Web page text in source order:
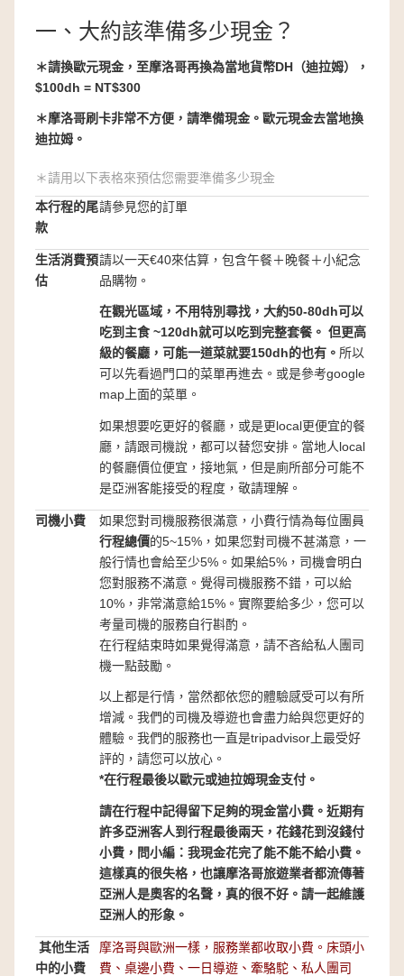
一、大約該準備多少現金？
＊請換歐元現金，至摩洛哥再換為當地貨幣DH（迪拉姆），
$100dh = NT$300
＊摩洛哥刷卡非常不方便，請準備現金。歐元現金去當地換
迪拉姆。
＊請用以下表格來預估您需要準備多少現金
本行程的尾
款
請參見您的訂單
生活消費預
估
請以一天€40來估算，包含午餐＋晚餐＋小紀念
品購物。
在觀光區域，不用特別尋找，大約50-80dh可以
吃到主食 ~120dh就可以吃到完整套餐。 但更高
級的餐廳，可能一道菜就要150dh的也有。 所以
可以先看過門口的菜單再進去。或是參考google
map上面的菜單。
如果想要吃更好的餐廳，或是更local更便宜的餐
廳，請跟司機說，都可以替您安排。當地人local
的餐廳價位便宜，接地氣，但是廁所部分可能不
是亞洲客能接受的程度，敬請理解。
司機小費
如果您對司機服務很滿意，小費行情為每位團員
行程總價的5~15%，如果您對司機不甚滿意，一
般行情也會給至少5%。如果給5%，司機會明白
您對服務不滿意。覺得司機服務不錯，可以給
10%，非常滿意給15%。實際要給多少，您可以
考量司機的服務自行斟酌。
在行程結束時如果覺得滿意，請不吝給私人團司
機一點鼓勵。
以上都是行情，當然都依您的體驗感受可以有所
增減。我們的司機及導遊也會盡力給與您更好的
體驗。我們的服務也一直是tripadvisor上最受好
評的，請您可以放心。
*在行程最後以歐元或迪拉姆現金支付。
請在行程中記得留下足夠的現金當小費。近期有
許多亞洲客人到行程最後兩天，花錢花到沒錢付
小費，問小編：我現金花完了能不能不給小費。
這樣真的很失格，也讓摩洛哥旅遊業者都流傳著
亞洲人是奧客的名聲，真的很不好。請一起維護
亞洲人的形象。
其他生活
中的小費
摩洛哥與歐洲一樣，服務業都收取小費。床頭小
費、桌邊小費、一日導遊、牽駱駝、私人團司